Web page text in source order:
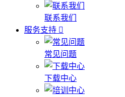
联系我们
服务支持
常见问题
下载中心